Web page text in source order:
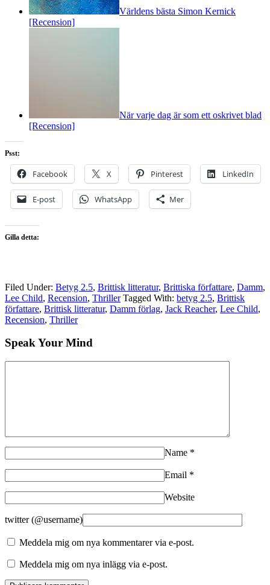
Världens bästa Simon Kernick
[Recension]
När varje dag är som ett oskrivet blad
[Recension]
Psst:
Facebook X Pinterest LinkedIn
E-post WhatsApp Mer
Gilla detta:
Filed Under: Betyg 2.5, Brittisk litteratur, Brittiska författare, Damm,
Lee Child, Recension, Thriller Tagged With: betyg 2.5, Brittisk
författare, Brittisk litteratur, Damm förlag, Jack Reacher, Lee Child,
Recension, Thriller
Speak Your Mind
Name *
Email *
Website
twitter (@username)
Meddela mig om nya kommentarer via e-post.
Meddela mig om nya inlägg via e-post.